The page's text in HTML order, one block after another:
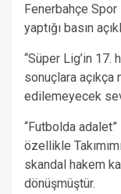
Fenerbahçe
yaptığı basın
“Süper Lig’in 17.
sonuçlara açıkça
edilemeyecek
“Futbolda
özellikle
skandal hakem
dönüşmüştür.